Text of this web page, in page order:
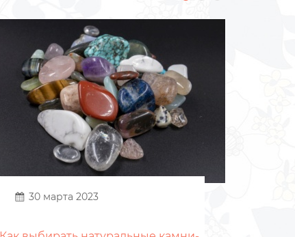
30 марта 2023